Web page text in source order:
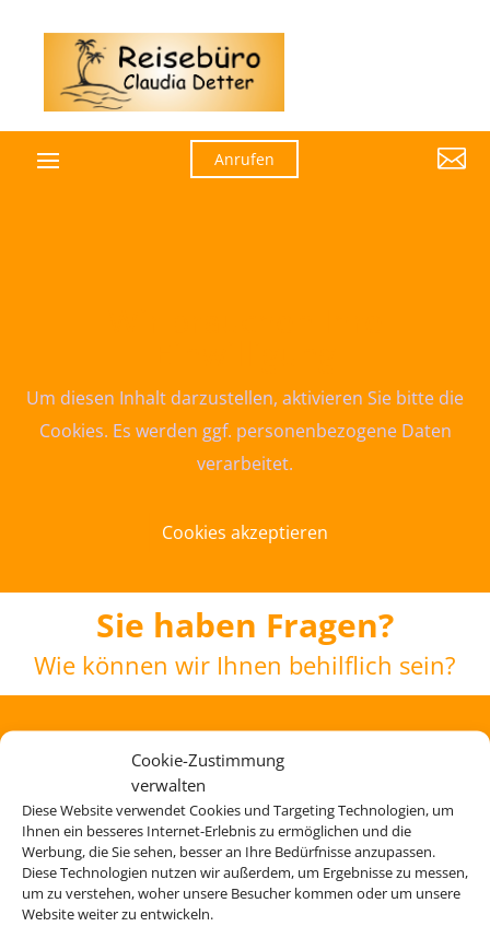
Cookie-Zustimmung
verwalten
Diese Website verwendet Cookies und Targeting Technologien, um
Ihnen ein besseres Internet-Erlebnis zu ermöglichen und die
Werbung, die Sie sehen, besser an Ihre Bedürfnisse anzupassen.
Diese Technologien nutzen wir außerdem, um Ergebnisse zu messen,
um zu verstehen, woher unsere Besucher kommen oder um unsere
Website weiter zu entwickeln.
Anrufen 
Um diesen Inhalt darzustellen, aktivieren Sie bitte die
Cookies. Es werden ggf. personenbezogene Daten
verarbeitet.
Cookies akzeptieren
Sie haben Fragen?
Wie können wir Ihnen behilflich sein?
Kontakt aufnehmen
Reisebüro Claudia Detter
Adresse
Reisebüro Claudia Detter